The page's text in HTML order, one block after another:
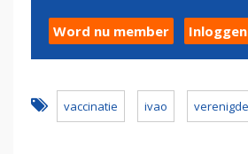
Word nu member Inloggen
vaccinatie ivao